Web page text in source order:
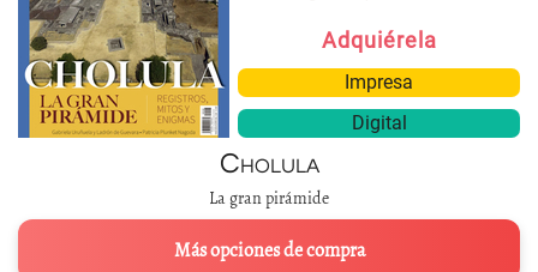
Adquiérela
Impresa
Digital
Cholula
La gran pirámide
Más opciones de compra